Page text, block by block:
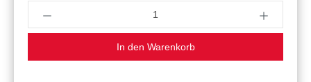
Produkt Anzahl: Gib den gewünschten Wert
In den Warenkorb